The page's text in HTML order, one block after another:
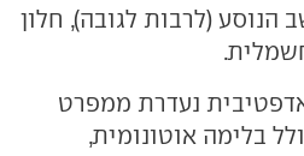
הנוסע (לרבות לגובה), חלון
נעדרת ממפרט
בלימה אוטונומית,